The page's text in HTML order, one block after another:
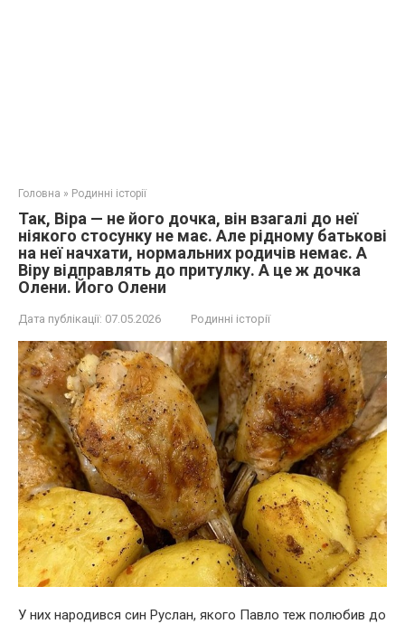
Головна » Родинні історії
Так, Віра — не його дочка, він взагалі до неї
ніякого стосунку не має. Але рідному батькові
на неї начхати, нормальних родичів немає. А
Віру відправлять до притулку. А це ж дочка
Олени. Його Олени
Дата публікації: 07.05.2026 Родинні історії
У них народився син Руслан, якого Павло теж полюбив до